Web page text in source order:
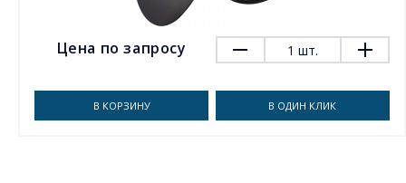
Цена по запросу 1 шт.
В КОРЗИНУ В ОДИН КЛИК